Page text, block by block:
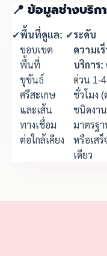
📍 ข้อมูลช่างบริก
✔พื้นที่ดูแล:
ขอบเขต
พื้นที่
ขุขันธ์
ศรีสะเกษ
และเส้น
ทางเชื่อม
ต่อใกล้เคียง
✔ระดับ
ความเร็
บริการ:
ด่วน 1-4
ชั่วโมง
ชนิดงาน
มาตรฐ
หรือเส
เดียว